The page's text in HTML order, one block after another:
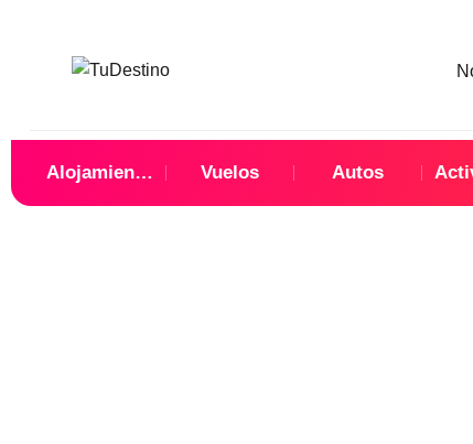
Alojamientos Vuelos Autos